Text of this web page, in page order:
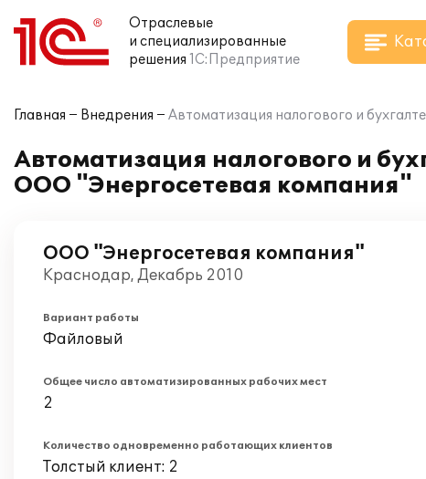
Отраслевые
и специализированные
решения 1С:Предприятие
Главная Внедрения Автоматизация налогового и
Автоматизация налогового и
ООО "Энергосетевая компания"
ООО "Энергосетевая компания"
Краснодар, Декабрь 2010
Вариант работы
Файловый
Общее число автоматизированных рабочих мест
2
Количество одновременно работающих клиентов
Толстый клиент: 2